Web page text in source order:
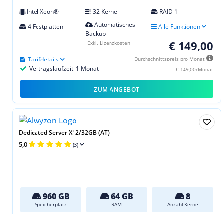
Intel Xeon®
32 Kerne
RAID 1
4 Festplatten
Automatisches
Backup
Alle Funktionen
€ 149,00
Durchschnittspreis pro Monat
€ 149,00/Monat
Vertragslaufzeit: 1 Monat
Tarifdetails
Exkl. Lizenzkosten
ZUM ANGEBOT
Dedicated Server X12/32GB (AT)
5,0 (3)
960 GB
Speicherplatz
64 GB
RAM
8
Anzahl Kerne